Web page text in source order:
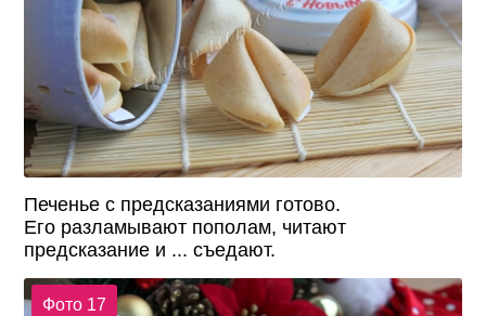
Печенье с предсказаниями готово.
Его разламывают пополам, читают
предсказание и ... съедают.
Фото 17